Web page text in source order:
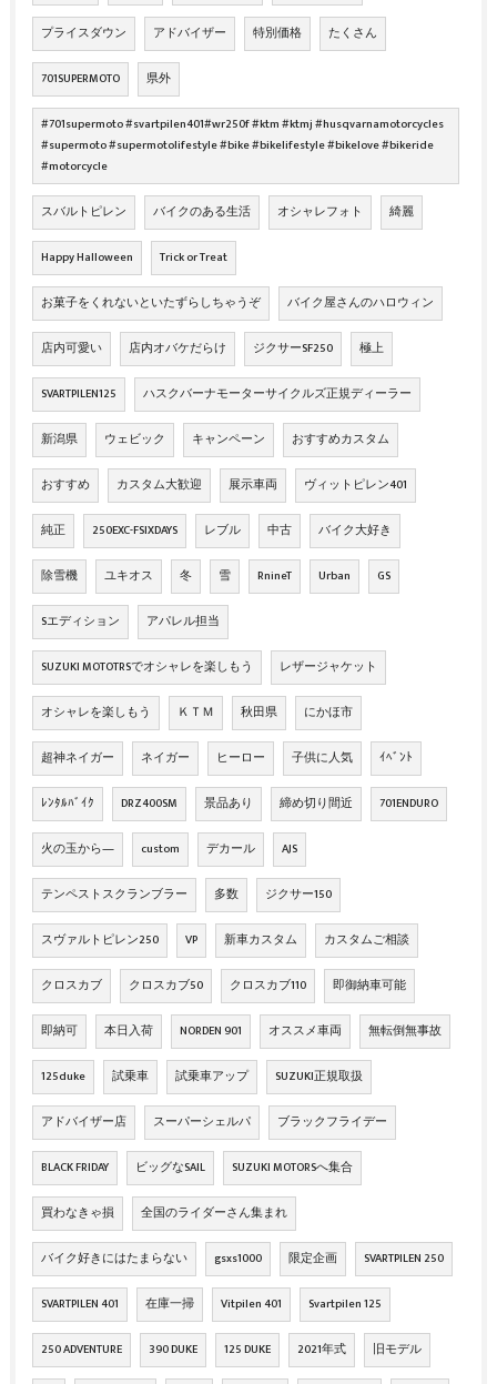
プライスダウン アドバイザー 特別価格 たくさん
701SUPERMOTO 県外
#701supermoto #svartpilen401#wr250f #ktm #ktmj #husqvarnamotorcycles
#supermoto #supermotolifestyle #bike #bikelifestyle #bikelove #bikeride
#motorcycle
スバルトピレン バイクのある生活 オシャレフォト 綺麗
Happy Halloween Trick or Treat
お菓子をくれないといたずらしちゃうぞ バイク屋さんのハロウィン
店内可愛い 店内オバケだらけ ジクサーSF250 極上
SVARTPILEN125 ハスクバーナモーターサイクルズ正規ディーラー
新潟県 ウェビック キャンペーン おすすめカスタム
おすすめ カスタム大歓迎 展示車両 ヴィットピレン401
純正 250EXC-FSIXDAYS レブル 中古 バイク大好き
除雪機 ユキオス 冬 雪 RnineT Urban GS
Sエディション アパレル担当
SUZUKI MOTOTRSでオシャレを楽しもう レザージャケット
オシャレを楽しもう ＫＴＭ 秋田県 にかほ市
超神ネイガー ネイガー ヒーロー 子供に人気 ｲﾍﾞﾝﾄ
ﾚﾝﾀﾙﾊﾞｲｸ DRZ400SM 景品あり 締め切り間近 701ENDURO
火の玉から― custom デカール AJS
テンペストスクランブラー 多数 ジクサー150
スヴァルトピレン250 VP 新車カスタム カスタムご相談
クロスカブ クロスカブ50 クロスカブ110 即御納車可能
即納可 本日入荷 NORDEN 901 オススメ車両 無転倒無事故
125duke 試乗車 試乗車アップ SUZUKI正規取扱
アドバイザー店 スーパーシェルパ ブラックフライデー
BLACK FRIDAY ビッグなSAIL SUZUKI MOTORSへ集合
買わなきゃ損 全国のライダーさん集まれ
バイク好きにはたまらない gsxs1000 限定企画 SVARTPILEN 250
SVARTPILEN 401 在庫一掃 Vitpilen 401 Svartpilen 125
250 ADVENTURE 390 DUKE 125 DUKE 2021年式 旧モデル